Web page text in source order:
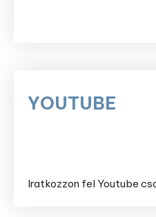
YOUTUBE
Iratkozzon fel Youtube